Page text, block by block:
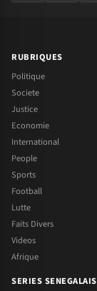
RUBRIQUES
Politique
Societe
Justice
Economie
International
People
Sports
Football
Lutte
Faits Divers
Videos
Afrique
SERIES